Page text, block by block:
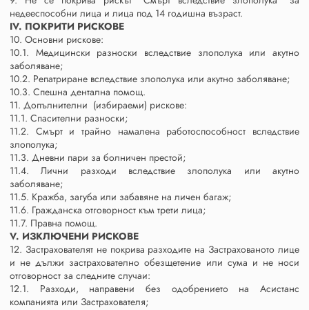
недееспособни лица и лица под 14 годишна възраст.
IV. ПОКРИТИ РИСКОВЕ
10. Основни рискове:
10.1. Медицински разноски вследствие злополука или акутно
заболяване;
10.2. Репатриране вследствие злополука или акутно заболяване;
10.3. Спешна дентална помощ.
11. Допълнителни (избираеми) рискове:
11.1. Спасителни разноски;
11.2. Смърт и трайно намалена работоспособност вследствие
злополука;
11.3. Дневни пари за болничен престой;
11.4. Лични разходи вследствие злополука или акутно
заболяване;
11.5. Кражба, загуба или забавяне на личен багаж;
11.6. Гражданска отговорност към трети лица;
11.7. Правна помощ.
V. ИЗКЛЮЧЕНИ РИСКОВЕ
12. Застрахователят не покрива разходите на Застрахованото лице
и не дължи застрахователно обезщетение или сума и не носи
отговорност за следните случаи:
12.1. Разходи, направени без одобрението на Асистанс
компанията или Застрахователя;